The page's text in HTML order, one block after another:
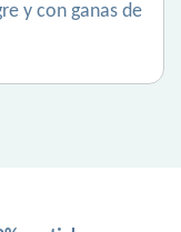
y con ganas de